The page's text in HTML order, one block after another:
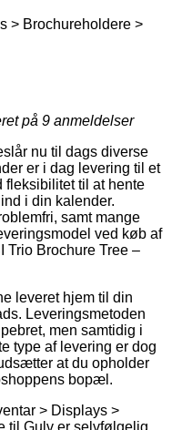
> Brochureholdere >
på 9 anmeldelser
nu til dags diverse
er i dag levering til et
fleksibilitet til at hente
i din kalender.
samt mange
ved køb af
Trio Brochure Tree –
leveret hjem til din
Leveringsmetoden
men samtidig i
type af levering er dog
at du opholder
bopæl.
> Displays >
til Gulv er selvfølgelig